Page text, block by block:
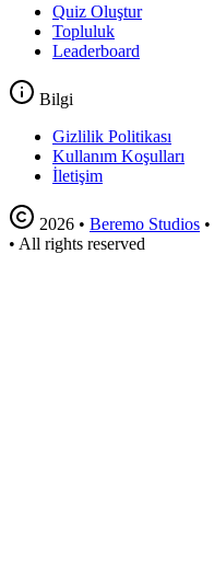
Quiz Oluştur
Topluluk
Leaderboard
Bilgi
Gizlilik Politikası
Kullanım Koşulları
İletişim
2026 • Beremo Studios •
• All rights reserved